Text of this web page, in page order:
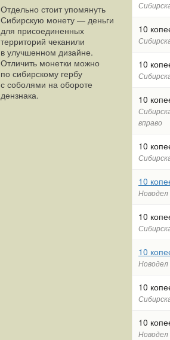
Отдельно стоит упомянуть
Сибирскую монету — деньги
для присоединенных
территорий чеканили
в улучшенном дизайне.
Отличить монетки можно
по сибирскому гербу
с соболями на обороте
дензнака.
10
10
10
вправо
10
10
Новодел
10
10
Новодел
10
10
Новодел